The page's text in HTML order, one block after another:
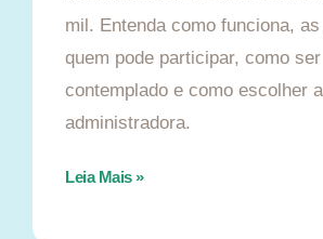
mil. Entenda como funciona,
quem pode participar, como ser
contemplado e como escolher
administradora.
Leia Mais »